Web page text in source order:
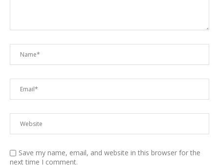
Save my name, email, and website in this browser for the
next time I comment.